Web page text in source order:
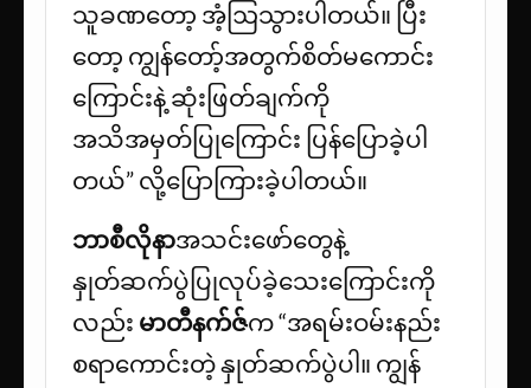
သူခဏတော့ အံ့ဩသွားပါတယ်။ ပြီး
တော့ ကျွန်တော့်အတွက်စိတ်မကောင်း
ကြောင်းနဲ့ ဆုံးဖြတ်ချက်ကို
အသိအမှတ်ပြုကြောင်း ပြန်ပြောခဲ့ပါ
တယ်” လို့ပြောကြားခဲ့ပါတယ်။
ဘာစီလိုနာအသင်းဖော်တွေနဲ့
နှုတ်ဆက်ပွဲပြုလုပ်ခဲ့သေးကြောင်းကို
လည်း မာတီနက်ဇ်က “အရမ်းဝမ်းနည်း
စရာကောင်းတဲ့ နှုတ်ဆက်ပွဲပါ။ ကျွန်